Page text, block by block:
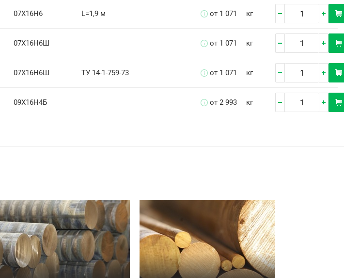
07Х16Н6 L=1,9 м от 1 071 кг
07Х16Н6Ш от 1 071 кг
07Х16Н6Ш ТУ 14-1-759-73 от 1 071 кг
09Х16Н4Б от 2 993 кг